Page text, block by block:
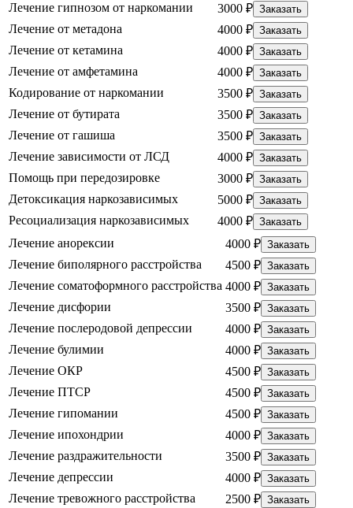
Лечение гипнозом от наркомании 3000 ₽ Заказать
Лечение от метадона 4000 ₽ Заказать
Лечение от кетамина 4000 ₽ Заказать
Лечение от амфетамина 4000 ₽ Заказать
Кодирование от наркомании 3500 ₽ Заказать
Лечение от бутирата 3500 ₽ Заказать
Лечение от гашиша 3500 ₽ Заказать
Лечение зависимости от ЛСД 4000 ₽ Заказать
Помощь при передозировке 3000 ₽ Заказать
Детоксикация наркозависимых 5000 ₽ Заказать
Ресоциализация наркозависимых 4000 ₽ Заказать
Лечение анорексии 4000 ₽ Заказать
Лечение биполярного расстройства 4500 ₽ Заказать
Лечение соматоформного расстройства 4000 ₽ Заказать
Лечение дисфории 3500 ₽ Заказать
Лечение послеродовой депрессии 4000 ₽ Заказать
Лечение булимии 4000 ₽ Заказать
Лечение ОКР 4500 ₽ Заказать
Лечение ПТСР 4500 ₽ Заказать
Лечение гипомании 4500 ₽ Заказать
Лечение ипохондрии 4000 ₽ Заказать
Лечение раздражительности 3500 ₽ Заказать
Лечение депрессии 4000 ₽ Заказать
Лечение тревожного расстройства 2500 ₽ Заказать